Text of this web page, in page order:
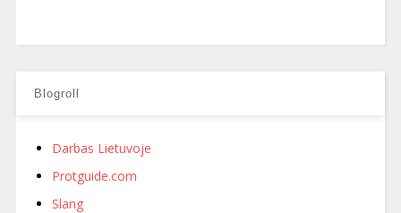
Blogroll
Darbas Lietuvoje
Protguide.com
Slang